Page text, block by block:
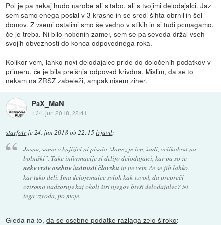
Pol je pa nekaj hudo narobe ali s tabo, ali s tvojimi delodajalci. Jaz
sem samo enega poslal v 3 krasne in se sredi šihta obrnil in šel
domov. Z vsemi ostalimi smo še vedno v stikih in si tudi pomagamo,
če je treba. Ni bilo nobenih zamer, sem se pa seveda držal vseh
svojih obveznosti do konca odpovednega roka.
Kolikor vem, lahko novi delodajalec pride do določenih podatkov v
primeru, če je bila prejšnja odpoved krivdna. Mislim, da se to
nekam na ZRSZ zabeleži, ampak nisem ziher.
PaX_MaN
::24. jun 2018, 22:41
starfotrje24. jun 2018 ob 22:15izjavil:
Jasno, samo v knjižici ni pisalo "Janez je len, kadi, velikokrat na
bolniški". Take informacije si delijo delodajalci, kar pa so že
neke vrste osebne lastnosti človeka in ne vem, če se jih lahko
kar tako deli. Ima delojemalec sploh kak vzvod, da prepreči
oziroma nadzoruje kaj okoli širi njegov bivši delodajalec? Ni
tega vzvoda, po moje.
Gleda na to,da se osebne podatke razlaga zelo široko: